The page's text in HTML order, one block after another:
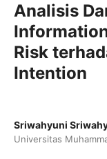
Analisis
Risk
Intention
Sriwahyuni
Universitas